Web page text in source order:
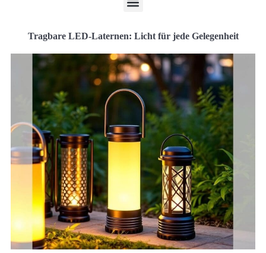
Tragbare LED-Laternen: Licht für jede Gelegenheit